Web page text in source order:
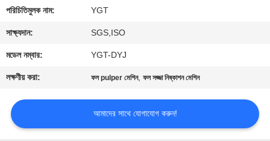
ভ্রমণ
মান
নিয়ন্ত্রণ
যোগাযোগ
করুন
পরিচিতিমুলক নাম: YGT
সাক্ষ্যদান: SGS,ISO
মডেল নম্বার: YGT-DYJ
লক্ষণীয় করা: ফল pulper মেশিন,ফল সজ্জা নিষ্কাশন মেশিন
আমাদের সাথে যোগাযোগ করুন!